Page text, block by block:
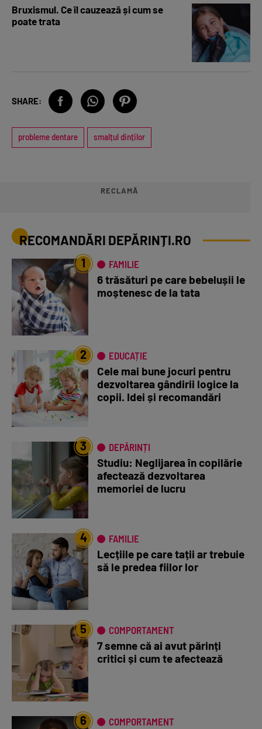
Bruxismul. Ce îl cauzează și cum se
poate trata
SHARE:
probleme dentare smalțul dinților
RECLAMĂ
RECOMANDĂRI DEPĂRINȚI.RO
1 FAMILIE
6 trăsături pe care bebelușii le
moștenesc de la tata
2 EDUCAȚIE
Cele mai bune jocuri pentru
dezvoltarea gândirii logice la
copii. Idei și recomandări
3 DEPĂRINȚI
Studiu: Neglijarea în copilărie
afectează dezvoltarea
memoriei de lucru
4 FAMILIE
Lecțiile pe care tații ar trebuie
să le predea fiilor lor
5 COMPORTAMENT
7 semne că ai avut părinți
critici și cum te afectează
6 COMPORTAMENT